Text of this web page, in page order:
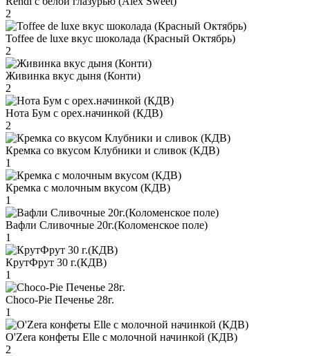
2
Toffee de luxe вкус шоколада (Красный Октябрь)
2
Живинка вкус дыня (Конти)
2
Нота Бум с орех.начинкой (КДВ)
2
Кремка со вкусом Клубники и сливок (КДВ)
1
Кремка с молочным вкусом (КДВ)
1
Вафли Сливочные 20г.(Коломенское поле)
1
КрутФрут 30 г.(КДВ)
1
Choco-Pie Печенье 28г.
1
O'Zera конфеты Elle с молочной начинкой (КДВ)
2